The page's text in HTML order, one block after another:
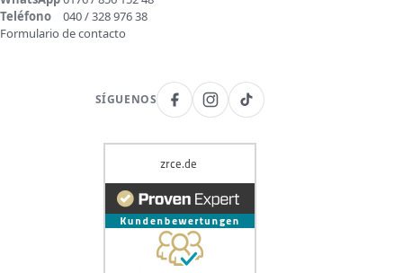
Teléfono
040 / 328 976 38
Formulario de contacto
SÍGUENOS